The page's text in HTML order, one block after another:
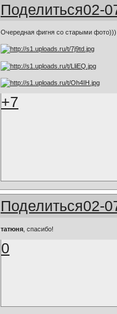
Поделиться02-
Очередная фигня со старыми фото)))
+7
Поделиться02-
татюня , спасибо!
0